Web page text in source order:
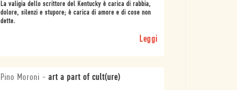
La valigia dello scrittore del Kentucky è carica di rabbia,
dolore, silenzi e stupore; è carica di amore e di cose non
dette.
Leggi
Pino Moroni - art a part of cult(ure)